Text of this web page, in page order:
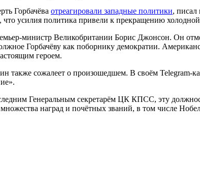
Горбачёва отреагировали западные политики, писал
усилия политика привели к прекращению
министр Великобритании Борис Джонсон. Он
Горбачёву как поборнику демократии.
героем.
также сожалеет о произошедшем. В своём
Генеральным секретарём ЦК КПСС, эту
наград и почётных званий, в том числе